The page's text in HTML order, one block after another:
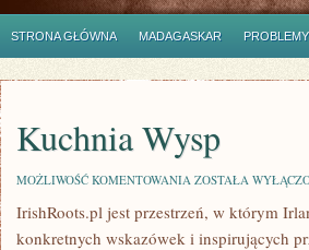
STRONA GŁÓWNA MADAGASKAR PROBLEMY
Kuchnia Wysp
MOŻLIWOŚĆ KOMENTOWANIA KUCHNIA
ZOSTAŁA
IrishRoots.pl jest przestrzeń, w którym
konkretnych wskazówek i inspirujących